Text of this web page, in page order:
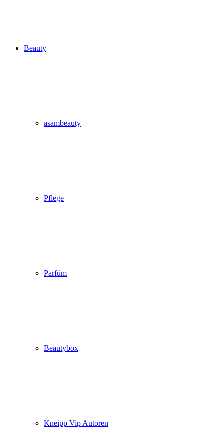
Beauty
asambeauty
Pflege
Parfüm
Beautybox
Kneipp Vip Autoren